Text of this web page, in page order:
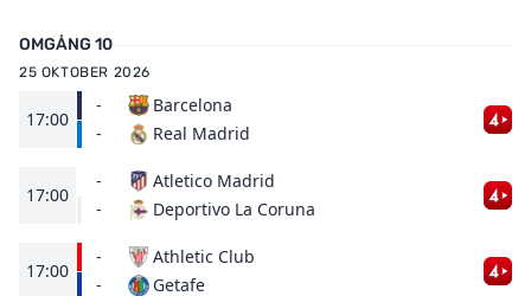
OMGÅNG 10
25 OKTOBER 2026
17:00
-
-
Barcelona
Real Madrid
17:00
-
-
Atletico Madrid
Deportivo La Coruna
17:00
-
-
Athletic Club
Getafe